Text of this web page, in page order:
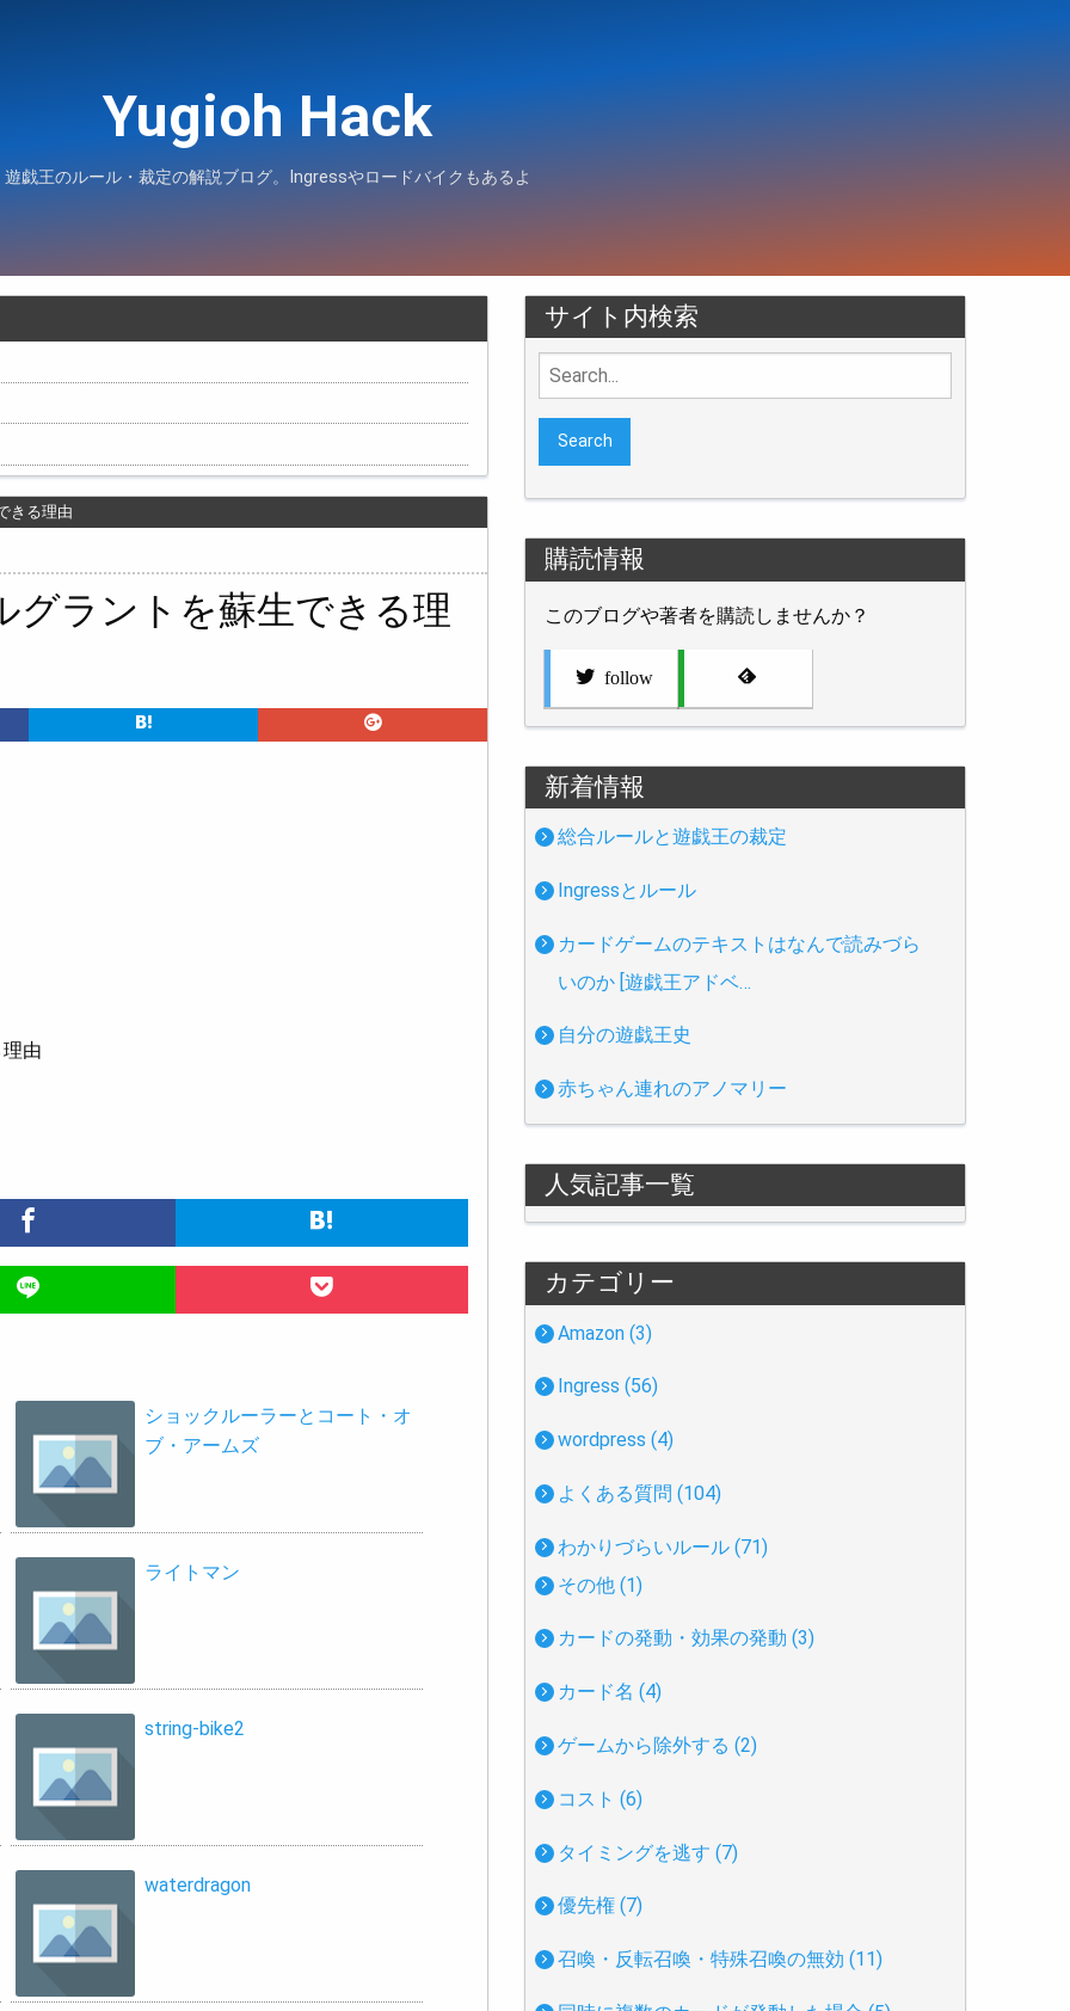
Yugioh Hack
遊戯王のルール・裁定の解説ブログ。Ingressやロードバイクもあるよ
きる理由
グラントを蘇生できる理
由
ショックルーラーとコート・オ
ブ・アームズ
ライトマン
string-bike2
waterdragon
サイト内検索
Search
for:
購読情報
このブログや著者を購読しませんか？
follow
新着情報
総合ルールと遊戯王の裁定
Ingressとルール
カードゲームのテキストはなんで読みづら
いのか [遊戯王アドベ…
自分の遊戯王史
赤ちゃん連れのアノマリー
人気記事一覧
カテゴリー
Amazon (3)
Ingress (56)
wordpress (4)
よくある質問 (104)
わかりづらいルール (71)
その他 (1)
カードの発動・効果の発動 (3)
カード名 (4)
ゲームから除外する (2)
コスト (6)
タイミングを逃す (7)
優先権 (7)
召喚・反転召喚・特殊召喚の無効 (11)